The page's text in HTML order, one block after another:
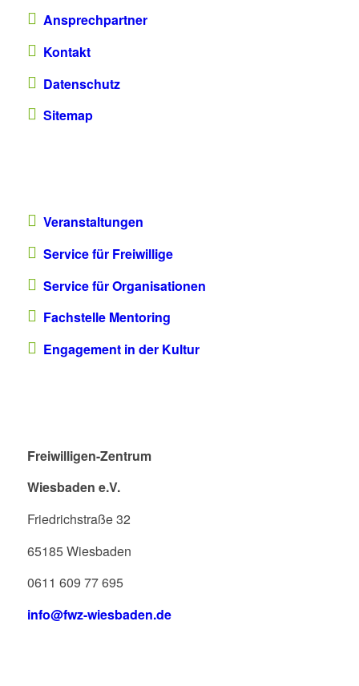
Ansprechpartner
Kontakt
Datenschutz
Sitemap
Veranstaltungen
Service für Freiwillige
Service für Organisationen
Fachstelle Mentoring
Engagement in der Kultur
Freiwilligen-Zentrum
Wiesbaden e.V.
Friedrichstraße 32
65185 Wiesbaden
0611 609 77 695
info@fwz-wiesbaden.de